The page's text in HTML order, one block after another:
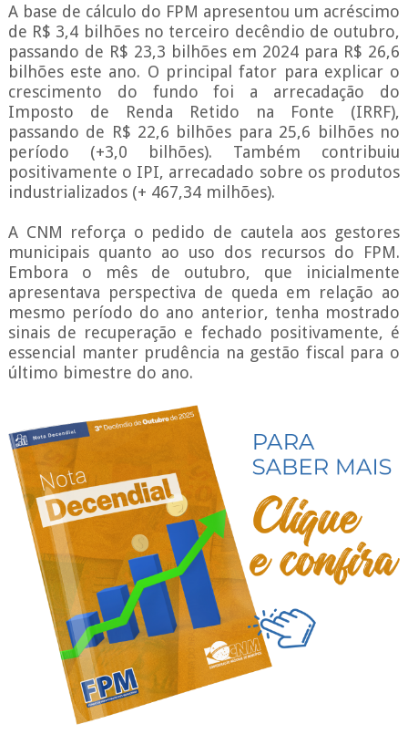
A base de cálculo do FPM apresentou um acréscimo
de R$ 3,4 bilhões no terceiro decêndio de outubro,
passando de R$ 23,3 bilhões em 2024 para R$ 26,6
bilhões este ano. O principal fator para explicar o
crescimento do fundo foi a arrecadação do
Imposto de Renda Retido na Fonte (IRRF),
passando de R$ 22,6 bilhões para 25,6 bilhões no
período (+3,0 bilhões). Também contribuiu
positivamente o IPI, arrecadado sobre os produtos
industrializados (+ 467,34 milhões).
A CNM reforça o pedido de cautela aos gestores
municipais quanto ao uso dos recursos do FPM.
Embora o mês de outubro, que inicialmente
apresentava perspectiva de queda em relação ao
mesmo período do ano anterior, tenha mostrado
sinais de recuperação e fechado positivamente, é
essencial manter prudência na gestão fiscal para o
último bimestre do ano.